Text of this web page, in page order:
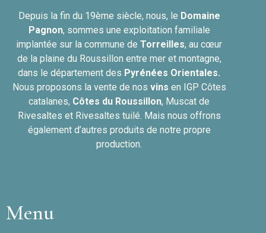
Depuis la fin du 19ème siècle, nous, le Domaine
Pagnon, sommes une exploitation familiale
implantée sur la commune de Torreilles, au cœur
de la plaine du Roussillon entre mer et montagne,
dans le département des Pyrénées Orientales.
Nous proposons la vente de nos vins en IGP Côtes
catalanes, Côtes du Roussillon, Muscat de
Rivesaltes et Rivesaltes tuilé. Mais nous offrons
également d’autres produits de notre propre
production.
Menu